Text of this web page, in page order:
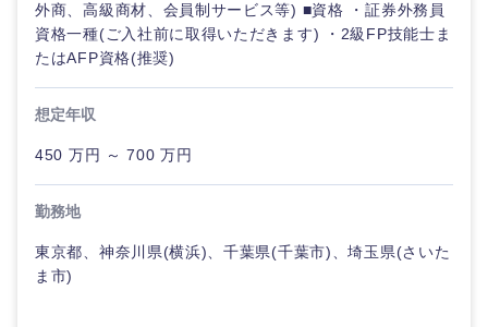
メディカ
ル
不動産専
工管理
事務職
エンターテイメント
法律・特許事務所・監査法人
外商、高級商材、会員制サービス等) ■資格 ・証券外務員
資格一種(ご入社前に取得いただきます) ・2級FP技能士ま
たはAFP資格(推奨)
想定年収
450 万円 ～ 700 万円
勤務地
東京都、神奈川県(横浜)、千葉県(千葉市)、埼玉県(さいた
ま市)